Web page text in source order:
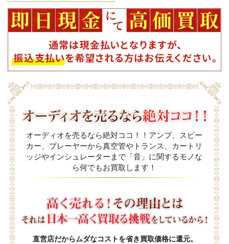
オーディオを売るなら絶対ココ！！アンプ、スピー
カー、プレーヤーから真空管やトランス、カートリ
ッジやインシュレーターまで「音」に関するモノな
ら何でもお買取します！
直営店だからムダなコストを省き買取価格に還元。